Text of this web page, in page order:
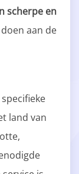
scherpe en
aan de
land van